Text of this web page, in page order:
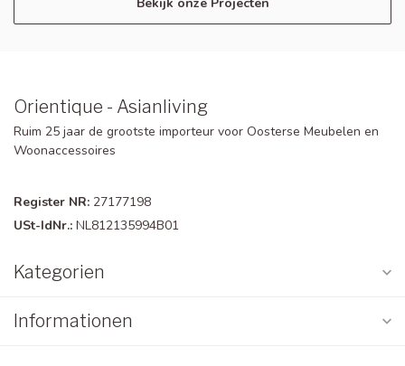
Orientique - Asianliving
Ruim 25 jaar de grootste importeur voor Oosterse Meubelen en
Woonaccessoires
Register NR: 27177198
USt-IdNr.: NL812135994B01
Kategorien
Informationen